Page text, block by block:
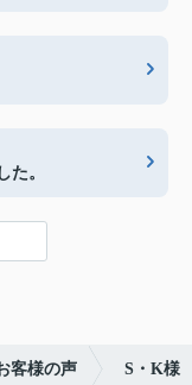
た。
客様の声 S・K様